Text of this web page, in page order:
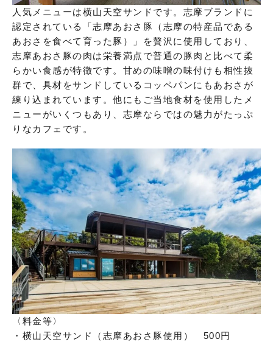
人気メニューは横山天空サンドです。志摩ブランドに
認定されている「志摩あおさ豚（志摩の特産品である
あおさを食べて育った豚）」を贅沢に使用しており、
志摩あおさ豚の肉は栄養満点で普通の豚肉と比べて柔
らかい食感が特徴です。甘めの味噌の味付けも相性抜
群で、具材をサンドしているコッペパンにもあおさが
練り込まれています。他にもご当地食材を使用したメ
ニューがいくつもあり、志摩ならではの魅力がたっぷ
りなカフェです。
〈料金等〉
・横山天空サンド（志摩あおさ豚使用） 500円